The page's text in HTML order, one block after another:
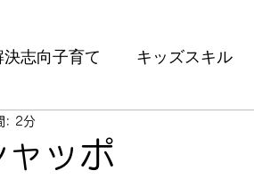
決志向子育て キッズスキル
ッポ
: 2分